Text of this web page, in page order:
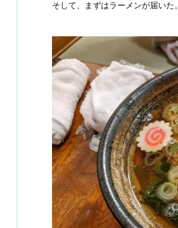
そして、まずはラーメンが届いた。